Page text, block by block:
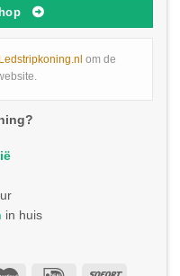
Ledstripkoning.nl om de
in huis